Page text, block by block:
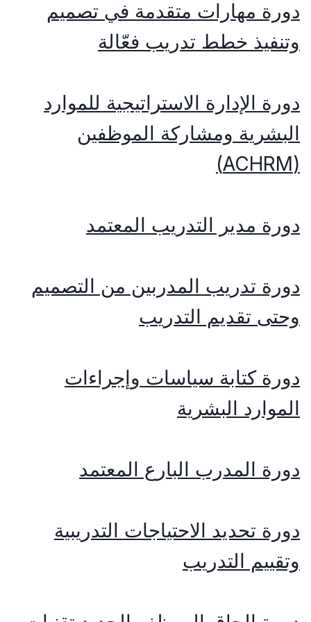
دورة مهارات متقدمة في تصميم
وتنفيذ خطط تدريب فعّالة
دورة الإدارة الاستراتيجية للموارد
البشرية ومشاركة الموظفين
(ACHRM)
دورة مدير التدريب المعتمد
دورة تدريب المدربين من التصميم
وحتى تقديم التدريب
دورة كتابة سياسات وإجراءات
الموارد البشرية
دورة المدرب البارع المعتمد
دورة تحديد الاحتياجات التدريبية
وتقييم التدريب